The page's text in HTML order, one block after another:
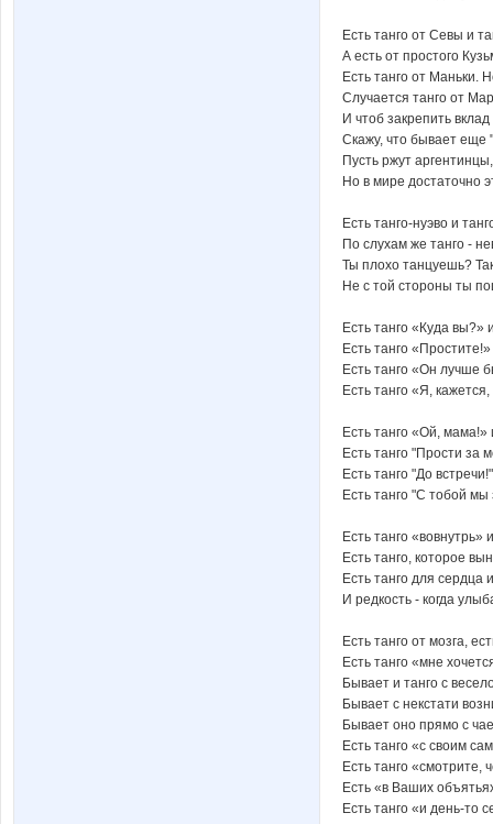
Есть танго от Севы и
А есть от простого
Есть танго от Маньки.
Случается танго от
И чтоб закрепить
Скажу, что бывает еще
Пусть ржут
Но в мире достаточно
Есть танго-нуэво и
По слухам же танго -
Ты плохо танцуешь?
Не с той стороны ты
Есть танго «Куда вы?»
Есть танго
Есть танго «Он лучше
Есть танго «Я,
Есть танго «Ой, мама!»
Есть танго "Прости за
Есть танго "До
Есть танго "С тобой мы
Есть танго «вовнутрь»
Есть танго, которое
Есть танго для сердца
И редкость - когда
Есть танго от мозга,
Есть танго «мне
Бывает и танго с
Бывает с некстати
Бывает оно прямо с
Есть танго «с своим
Есть танго «смотрите,
Есть «в Ваших
Есть танго «и день-то